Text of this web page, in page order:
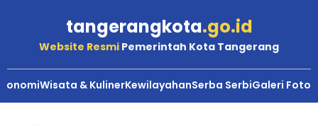
tangerangkota.go.id
Website Resmi Pemerintah Kota Tangerang
Wisata & KulinerKewilayahanSerba SerbiGaleri Foto